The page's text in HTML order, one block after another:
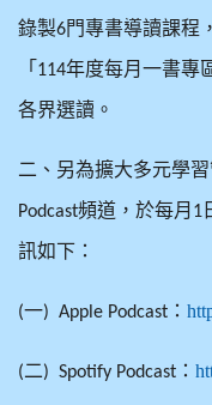
錄製6門專書導讀課程
「 114年度每月一書專
各界選讀。
二、另為擴大多元學
Podcast頻道，於每月 1
訊如下：
(一) Apple Podcast ：
(二) Spotify Podcast ：